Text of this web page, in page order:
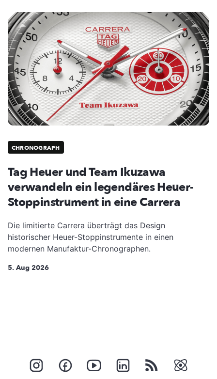
CHRONOGRAPH
Tag Heuer und Team Ikuzawa
verwandeln ein legendäres Heuer-
Stoppinstrument in eine Carrera
Die limitierte Carrera überträgt das Design
historischer Heuer-Stoppinstrumente in einen
modernen Manufaktur-Chronographen.
5. Aug 2026